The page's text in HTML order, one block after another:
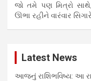
જો તમે પણ મિત્રો
ઊભા રહીને વારંવાર
Latest News
આજનું રાશિભવિષ્ય: આ